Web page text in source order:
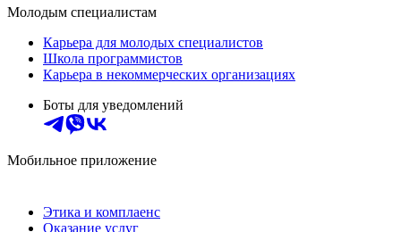
Молодым специалистам
Карьера для молодых специалистов
Школа программистов
Карьера в некоммерческих организациях
Боты для уведомлений
Мобильное приложение
Этика и комплаенс
Оказание услуг